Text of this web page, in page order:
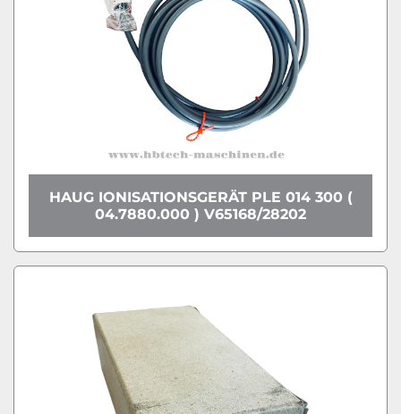
HAUG IONISATIONSGERÄT PLE 014 300 (
04.7880.000 ) V65168/28202